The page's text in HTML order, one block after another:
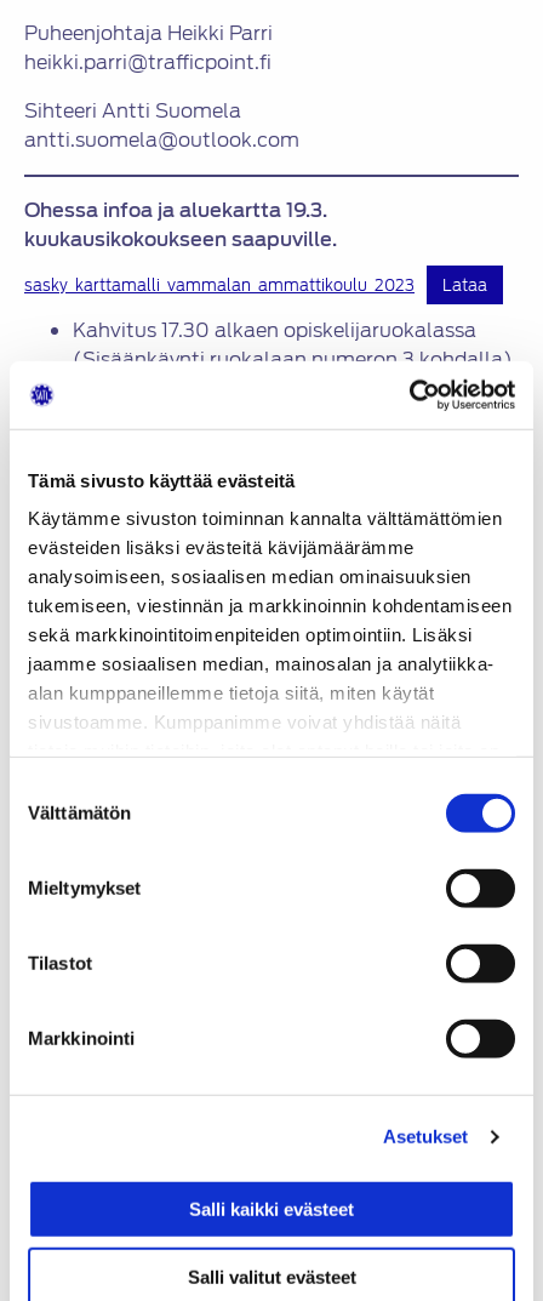
Tämä sivusto käyttää evästeitä
Käytämme sivuston toiminnan kannalta välttämättömien
evästeiden lisäksi evästeitä kävijämäärämme
analysoimiseen, sosiaalisen median ominaisuuksien
tukemiseen, viestinnän ja markkinoinnin kohdentamiseen
sekä markkinointitoimenpiteiden optimointiin. Lisäksi
jaamme sosiaalisen median, mainosalan ja analytiikka-
alan kumppaneillemme tietoja siitä, miten käytät
sivustoamme. Kumppanimme voivat yhdistää näitä
valinta
Välttämätön
Mieltymykset
Tilastot
Markkinointi
Asetukset
Salli kaikki evästeet
Salli valitut evästeet
Puheenjohtaja Heikki Parri
heikki.parri@trafficpoint.fi
Sihteeri Antti Suomela
antti.suomela@outlook.com
Ohessa infoa ja aluekartta 19.3.
kuukausikokoukseen saapuville.
sasky_karttamalli_vammalan_ammattikoulu_2023 Lataa
Kahvitus 17.30 alkaen opiskelijaruokalassa
(Sisäänkäynti ruokalaan numeron 3 kohdalla)
Pysäköinti sallittu kaikille merkityille paikoille,
kiertämään alojen toimitilat läpi seuraavasti
Tutustuminen uuteen Kivi, Rakennus, Lavaste ja
Puualojen halliin
Siirtyminen Autoalalle, Metalli ja Sähköalojen
kautta
Tutustuminen Autoalan toimintaan, tiloihin ja
laitteisiin
Muutokset ohjelmaan mahdollisia.
Terveisin!
Petri Kiiski
Vammalan ammattikoulu
38210 SASTAMALA